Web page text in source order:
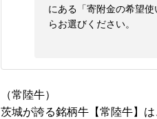
にある「寄附金の希望
らお選びください。
（常陸牛）
茨城が誇る銘柄牛【常陸牛】